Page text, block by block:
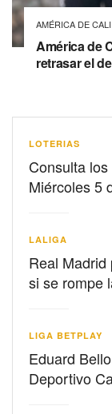
AMÉRICA DE CALI
América de
retrasar el
LOTERIAS
Consulta
Miércoles 5
LALIGA
Real
si se rompe
LIGA BETPLAY
Eduard
Deportivo